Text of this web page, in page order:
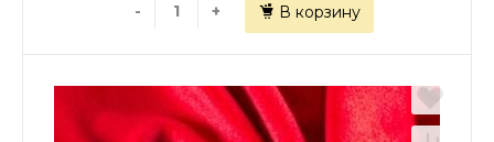
- + В корзину